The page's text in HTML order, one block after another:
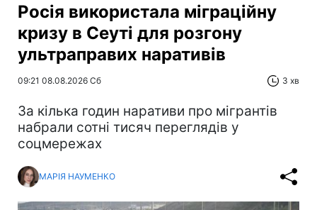
Росія використала міграційну
кризу в Сеуті для розгону
ультраправих наративів
09:21 08.08.2026 Сб 3 хв
За кілька годин наративи про мігрантів
набрали сотні тисяч переглядів у
соцмережах
МАРІЯ НАУМЕНКО